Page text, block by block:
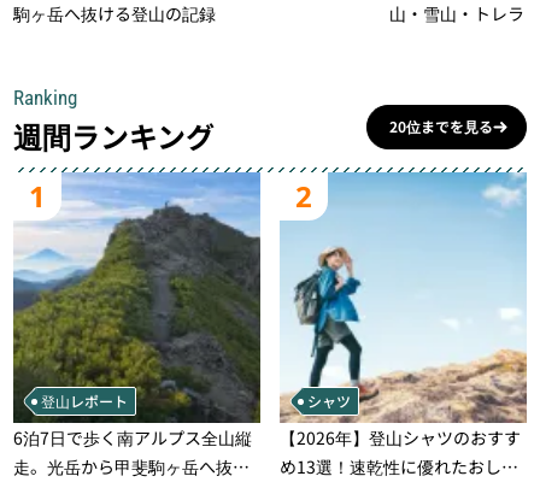
駒ヶ岳へ抜ける登山の記録
山・雪山・トレラ
Ranking
週間ランキング 20位までを見る
1
登山レポート
6泊7日で歩く南アルプス全山縦
走。光岳から甲斐駒ヶ岳へ抜け
2
シャツ
【2026年】登山シャツのおすす
め13選！速乾性に優れたおしゃ